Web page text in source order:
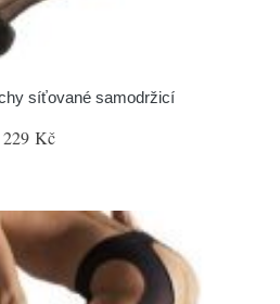
síťované samodržicí
229 Kč